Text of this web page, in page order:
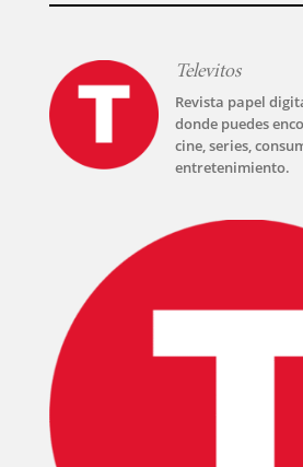
Televitos
Revista papel
donde puedes
cine, series,
entretenimiento.